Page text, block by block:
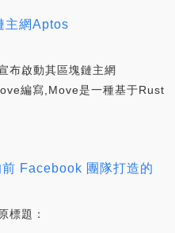
主網Aptos
布啟動其區塊鏈主網
編寫,Move是一種基于Rust
Facebook 團隊打造的
標題：